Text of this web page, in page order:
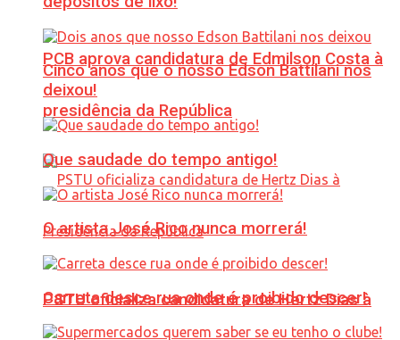
PCB aprova candidatura de Edmilson Costa à
presidência da República
PSTU oficializa candidatura de Hertz Dias à
Cinco anos que o nosso Edson Battilani nos
deixou!
Que saudade do tempo antigo!
O artista José Rico nunca morrerá!
Carreta desce rua onde é proibido descer!